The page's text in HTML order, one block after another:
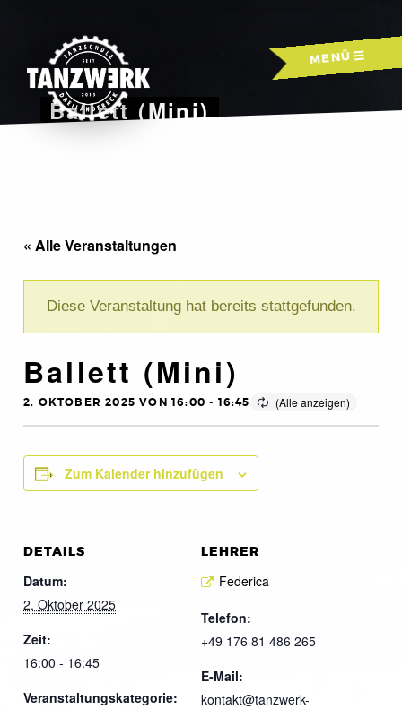
MENÜ
Ballett (Mini)
« Alle Veranstaltungen
Diese Veranstaltung hat bereits stattgefunden.
Ballett (Mini)
2. OKTOBER 2025 VON 16:00 - 16:45
Zum Kalender hinzufügen
DETAILS
Datum:
2. Oktober 2025
Zeit:
16:00 - 16:45
Veranstaltungskategorie:
LEHRER
Federica
Telefon:
+49 176 81 486 265
E-Mail:
kontakt@tanzwerk-